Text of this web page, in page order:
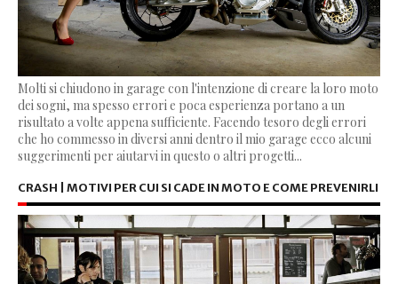
Molti si chiudono in garage con l'intenzione di creare la loro moto
dei sogni, ma spesso errori e poca esperienza portano a un
risultato a volte appena sufficiente. Facendo tesoro degli errori
che ho commesso in diversi anni dentro il mio garage ecco alcuni
suggerimenti per aiutarvi in questo o altri progetti...
CRASH | MOTIVI PER CUI SI CADE IN MOTO E COME PREVENIRLI